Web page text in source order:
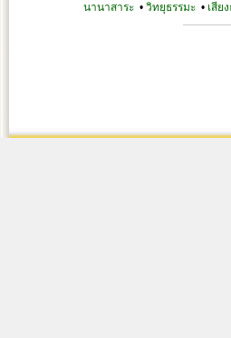
นานาสาระ• วิทยุธรรมะ• เสีย